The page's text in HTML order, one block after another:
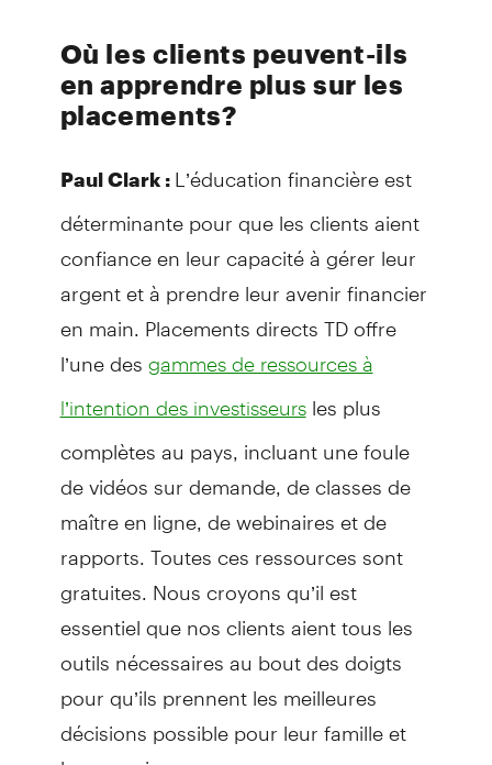
Où les clients peuvent-ils
en apprendre plus sur les
placements?
Paul Clark : L’éducation financière est
déterminante pour que les clients aient
confiance en leur capacité à gérer leur
argent et à prendre leur avenir financier
en main. Placements directs TD offre
l’une des gammes de ressources à
l’intention des investisseursles plus
complètes au pays, incluant une foule
de vidéos sur demande, de classes de
maître en ligne, de webinaires et de
rapports. Toutes ces ressources sont
gratuites. Nous croyons qu’il est
essentiel que nos clients aient tous les
outils nécessaires au bout des doigts
pour qu’ils prennent les meilleures
décisions possible pour leur famille et